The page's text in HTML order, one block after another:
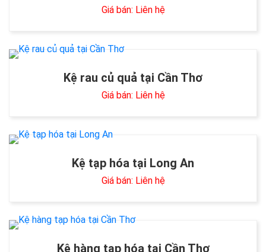
Giá bán: Liên hệ
Kệ rau củ quả tại Cần Thơ
Giá bán: Liên hệ
Kệ tạp hóa tại Long An
Giá bán: Liên hệ
Kệ hàng tạp hóa tại Cần Thơ